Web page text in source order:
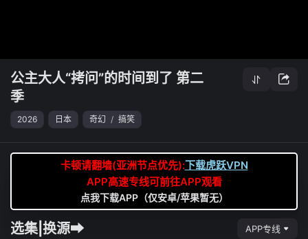
公主大人“拷问”的时间到了 第二
季
2026 日本 奇幻 / 搞笑
卡顿请翻墙(亚洲节点优先):下载虎跃VPN
APP高速专线可前往APP观看
点我下载APP（仅安卓/苹果暂无）
选集|换源➡ APP专线